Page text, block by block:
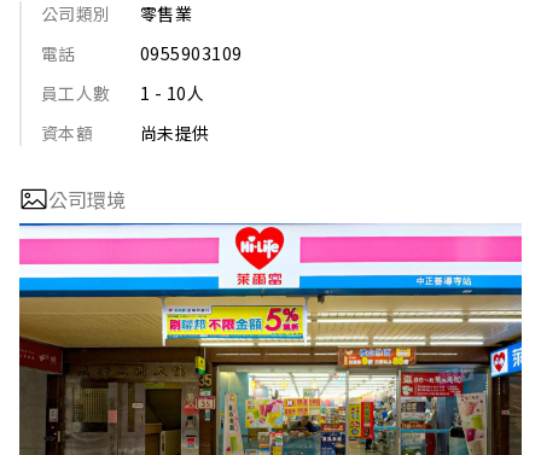
公司類別
零售業
電話
0955903109
員工人數
1 - 10人
資本額
尚未提供
公司環境